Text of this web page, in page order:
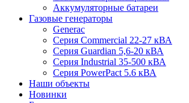
Аккумуляторные батареи
Газовые генераторы
Generac
Серия Commercial 22-27 кВА
Серия Guardian 5,6-20 кВА
Серия Industrial 35-500 кВА
Серия PowerPact 5.6 кВА
Наши объекты
Новинки